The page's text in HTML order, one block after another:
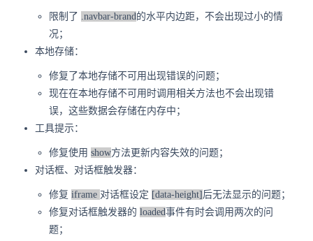
限制了 .navbar-brand的水平内边距，不会出现过小的情
况；
本地存储：
修复了本地存储不可用出现错误的问题；
现在在本地存储不可用时调用相关方法也不会出现错
误，这些数据会存储在内存中；
工具提示：
修复使用 show方法更新内容失效的问题；
对话框、对话框触发器：
修复 iframe 对话框设定 [data-height] 后无法显示的问题；
修复对话框触发器的 loaded事件有时会调用两次的问
题；